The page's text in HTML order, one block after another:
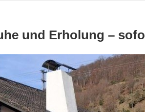
und Erholung –